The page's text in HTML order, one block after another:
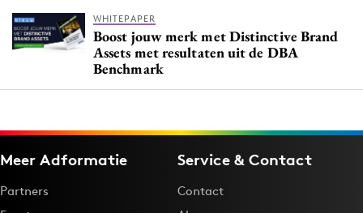
WHITEPAPER
Boost jouw merk met Distinctive Brand
Assets met resultaten uit de DBA
Benchmark
Meer Adformatie
Partners
Service & Contact
Contact